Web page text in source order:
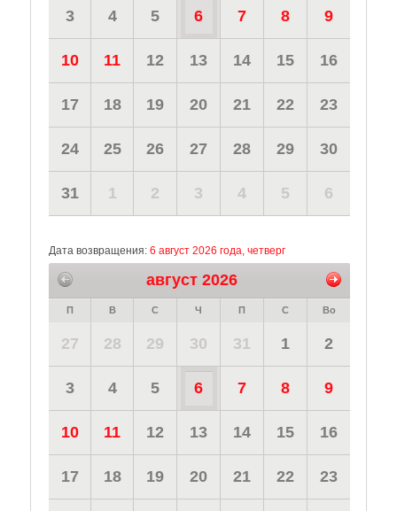
3 4 5 6 7 8 9
10 11 12 13 14 15 16
17 18 19 20 21 22 23
24 25 26 27 28 29 30
31 1 2 3 4 5 6
Дата возвращения: 6 август 2026 года, четверг
август 2026
П В С Ч П С Во
27 28 29 30 31 1 2
3 4 5 6 7 8 9
10 11 12 13 14 15 16
17 18 19 20 21 22 23